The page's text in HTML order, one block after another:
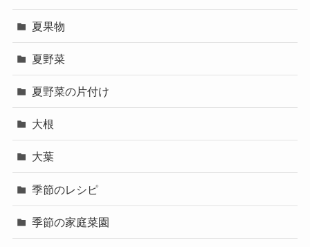
夏果物
夏野菜
夏野菜の片付け
大根
大葉
季節のレシピ
季節の家庭菜園